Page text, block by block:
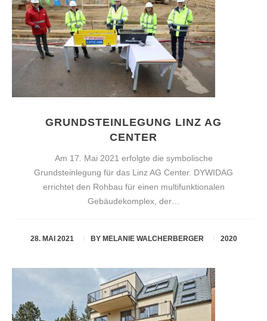
GRUNDSTEINLEGUNG LINZ AG
CENTER
Am 17. Mai 2021 erfolgte die symbolische
Grundsteinlegung für das Linz AG Center. DYWIDAG
errichtet den Rohbau für einen multifunktionalen
Gebäudekomplex, der…
28. MAI 2021 BYMELANIE WALCHERBERGER 2020